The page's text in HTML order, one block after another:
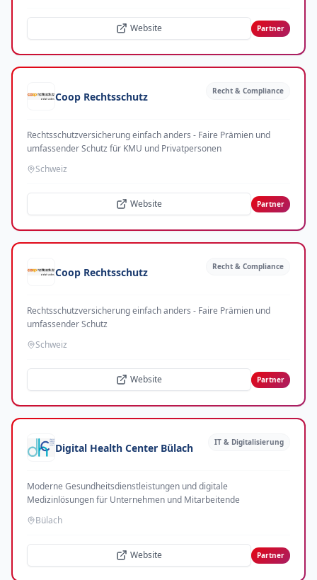
Website Partner
Coop Rechtsschutz Recht & Compliance
Rechtsschutzversicherung einfach anders - Faire Prämien und
umfassender Schutz für KMU und Privatpersonen
Schweiz
Website Partner
Coop Rechtsschutz Recht & Compliance
Rechtsschutzversicherung einfach anders - Faire Prämien und
umfassender Schutz
Schweiz
Website Partner
Digital Health Center Bülach IT & Digitalisierung
Moderne Gesundheitsdienstleistungen und digitale
Medizinlösungen für Unternehmen und Mitarbeitende
Bülach
Website Partner